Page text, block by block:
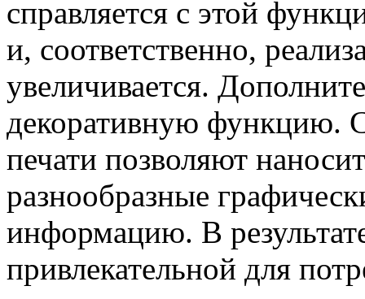
справляется с этой
и, соответственно,
увеличивается.
декоративную функцию.
печати позволяют
разнообразные
информацию. В
привлекательной для